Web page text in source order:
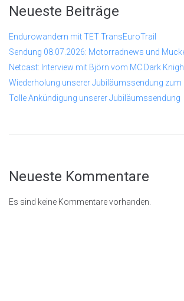
Neueste Beiträge
Endurowandern mit TET TransEuroTrail
Sendung 08.07.2026: Motorradnews und
Netcast: Interview mit Björn vom MC Dark
Wiederholung unserer Jubiläumssendung zum
Tolle Ankündigung unserer Jubiläumssendung
Neueste Kommentare
Es sind keine Kommentare vorhanden.